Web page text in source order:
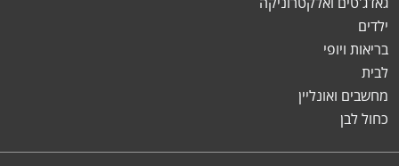
ילדים
בריאות ויופי
לבית
מחשבים ואונליין
כחול לבן